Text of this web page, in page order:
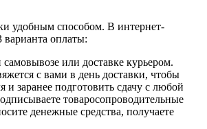
удобным способом. В интернет-
варианта оплаты:
или доставке курьером.
с вами в день доставки, чтобы
и заранее подготовить сдачу с любой
товаросопроводительные
денежные средства, получаете